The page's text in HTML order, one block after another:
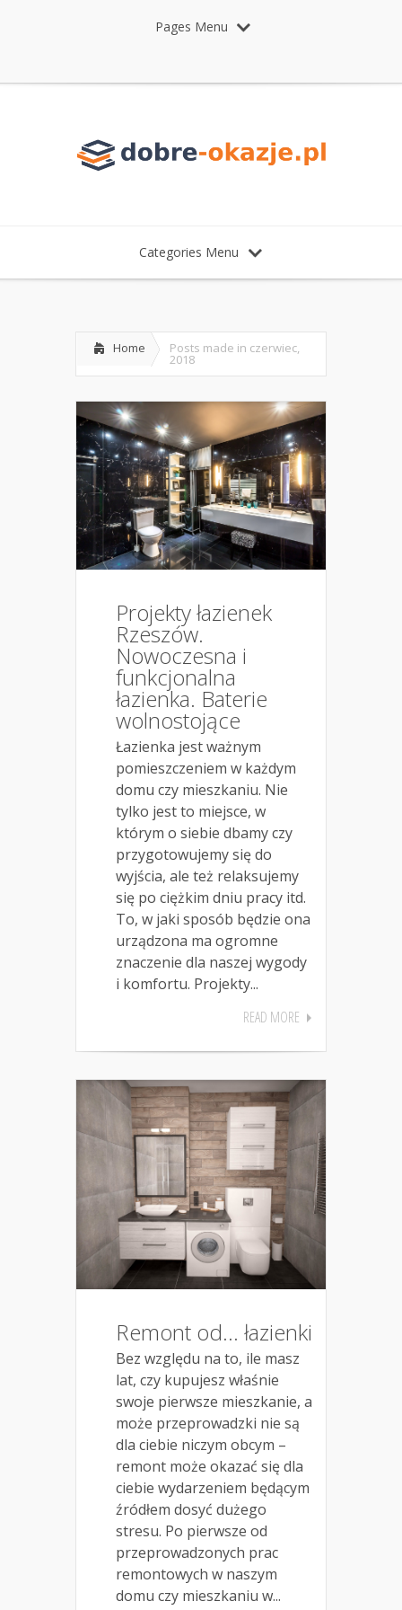
Pages Menu
Categories Menu
Home Posts made in czerwiec,
2018
Projekty łazienek
Rzeszów.
Nowoczesna i
funkcjonalna
łazienka. Baterie
wolnostojące
Łazienka jest ważnym
pomieszczeniem w każdym
domu czy mieszkaniu. Nie
tylko jest to miejsce, w
którym o siebie dbamy czy
przygotowujemy się do
wyjścia, ale też relaksujemy
się po ciężkim dniu pracy itd.
To, w jaki sposób będzie ona
urządzona ma ogromne
znaczenie dla naszej wygody
i komfortu. Projekty...
READ MORE
Remont od… łazienki
Bez względu na to, ile masz
lat, czy kupujesz właśnie
swoje pierwsze mieszkanie, a
może przeprowadzki nie są
dla ciebie niczym obcym –
remont może okazać się dla
ciebie wydarzeniem będącym
źródłem dosyć dużego
stresu. Po pierwsze od
przeprowadzonych prac
remontowych w naszym
domu czy mieszkaniu w...